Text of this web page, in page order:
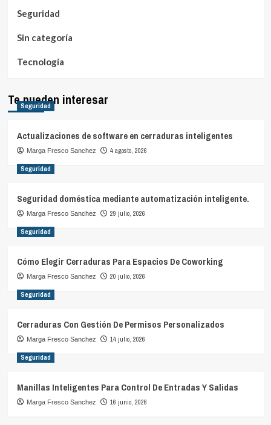
Seguridad
Sin categoría
Tecnología
Te pueden interesar
Seguridad
Actualizaciones de software en cerraduras inteligentes
Marga Fresco Sanchez 4 agosto, 2026
Seguridad
Seguridad doméstica mediante automatización inteligente.
Marga Fresco Sanchez 29 julio, 2026
Seguridad
Cómo Elegir Cerraduras Para Espacios De Coworking
Marga Fresco Sanchez 20 julio, 2026
Seguridad
Cerraduras Con Gestión De Permisos Personalizados
Marga Fresco Sanchez 14 julio, 2026
Seguridad
Manillas Inteligentes Para Control De Entradas Y Salidas
Marga Fresco Sanchez 16 junio, 2026